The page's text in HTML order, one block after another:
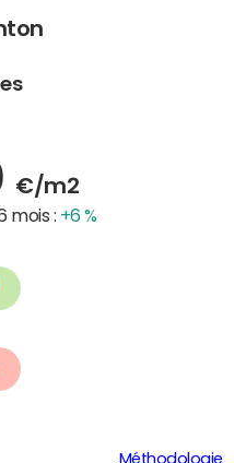
€/m2
mois : +6 %
Méthodologie